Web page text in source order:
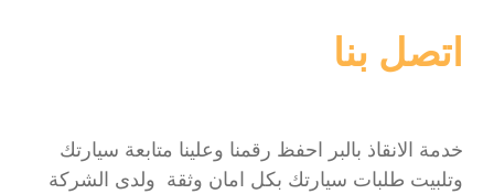
اتصل بنا
خدمة الانقاذ بالبر احفظ رقمنا وعلينا متابعة سيارتك
وتلبيت طلبات سيارتك بكل امان وثقة ولدى الشركة